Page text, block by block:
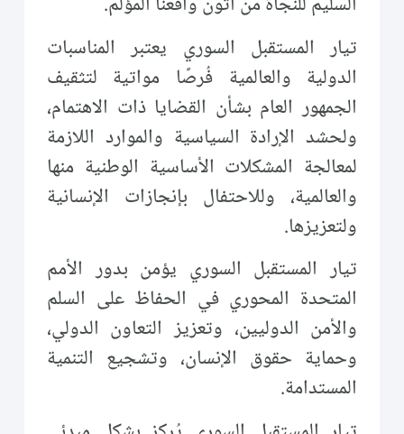
تيار المستقبل السوري يعتبر المناسبات
الدولية والعالمية فُرصًا مواتية لتثقيف
الجمهور العام بشأن القضايا ذات الاهتمام،
ولحشد الإرادة السياسية والموارد اللازمة
لمعالجة المشكلات الأساسية الوطنية منها
والعالمية، وللاحتفال بإنجازات الإنسانية
ولتعزيزها.
تيار المستقبل السوري يؤمن بدور الأمم
المتحدة المحوري في الحفاظ على السلم
والأمن الدوليين، وتعزيز التعاون الدولي،
وحماية حقوق الإنسان، وتشجيع التنمية
المستدامة.